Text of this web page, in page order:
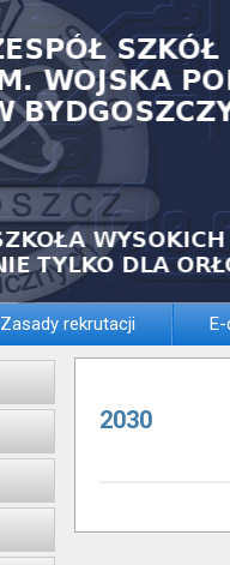
Zasady rekrutacji
2030